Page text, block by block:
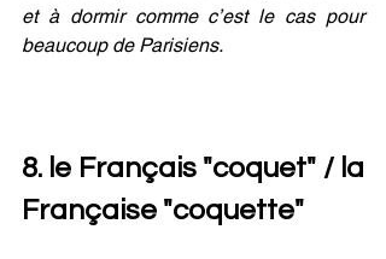
et à dormir comme c’est le cas pour
beaucoup de Parisiens.
8. le Français "coquet" / la
Française "coquette"